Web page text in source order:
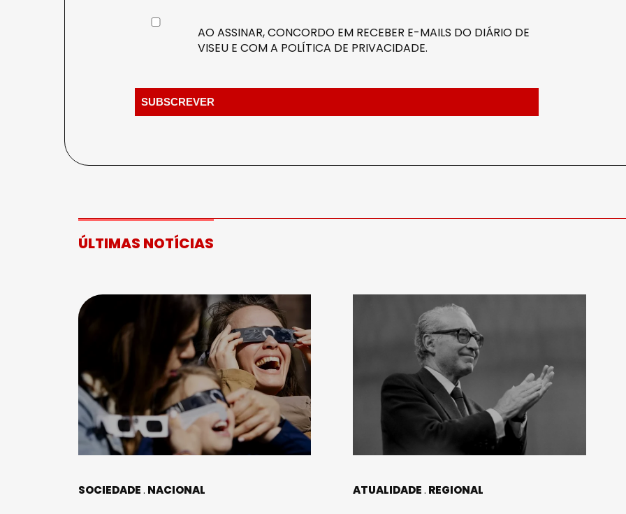
AO ASSINAR, CONCORDO EM RECEBER E-MAILS DO DIÁRIO DE
VISEU E COM A POLÍTICA DE PRIVACIDADE.
ÚLTIMAS NOTÍCIAS
SOCIEDADE NACIONAL
ATUALIDADE REGIONAL